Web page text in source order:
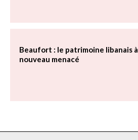
Beaufort : le patrimoine libanais à
nouveau menacé